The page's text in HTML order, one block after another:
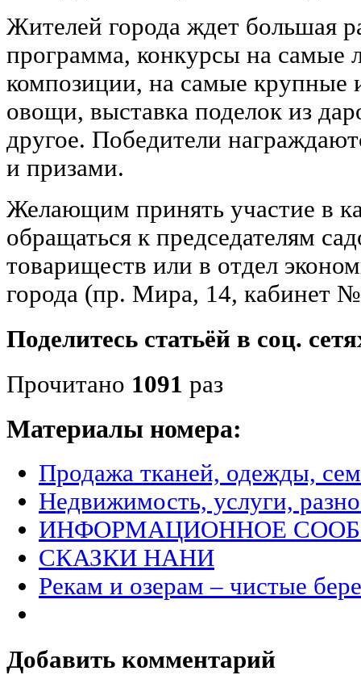
Жителей города ждет большая
программа, конкурсы на самые
композиции, на самые
овощи, выставка поделок из
другое. Победители
и призами.
Желающим принять участие в
обращаться к председателям
товариществ или в отдел
города (пр. Мира, 14, кабинет
Поделитесь статьёй в соц.
Прочитано 1091 раз
Материалы номера:
Продажа тканей, одежды,
Недвижимость, услуги,
ИНФОРМАЦИОННОЕ
СКАЗКИ НАНИ
Рекам и озерам – чистые
Добавить комментарий